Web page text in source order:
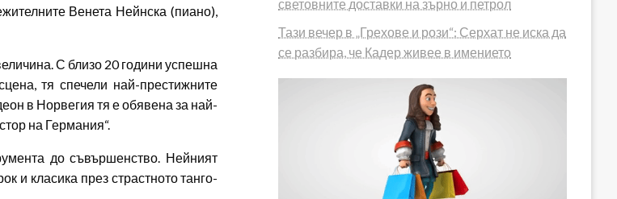
Венета Нейнска (пиано),
С близо 20 години успешна
тя спечели най-престижните
в Норвегия тя е обявена за най-
на Германия“.
до съвършенство. Нейният
и класика през страстното танго-
световните доставки на зърно и петрол
Тази вечер в „Грехове и рози“: Серхат не иска да
се разбира, че Кадер живее в имението